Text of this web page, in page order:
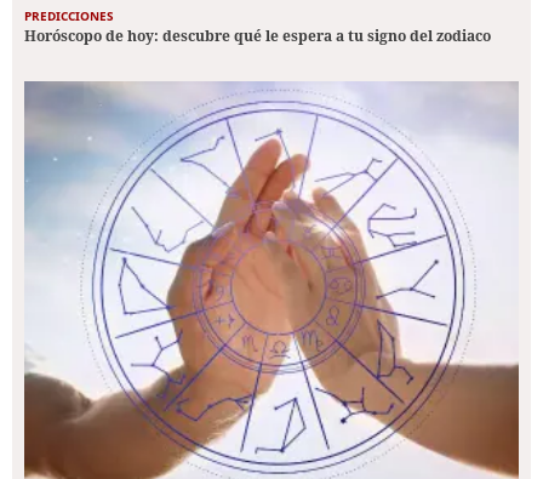
PREDICCIONES
Horóscopo de hoy: descubre qué le espera a tu signo del zodiaco